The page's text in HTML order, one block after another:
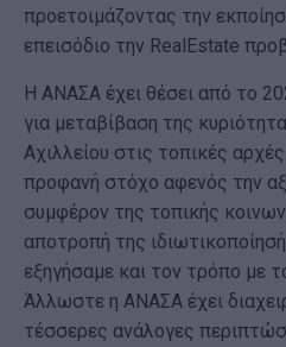
προετοιμάζοντας την
επεισόδιο την RealEstate
Η ΑΝΑΣΑ έχει θέσει από το
για μεταβίβαση της
Αχιλλείου στις τοπικές
προφανή στόχο αφενός την
συμφέρον της τοπικής
αποτροπή της
εξηγήσαμε και τον τρόπο με
Άλλωστε η ΑΝΑΣΑ έχει
τέσσερες ανάλογες